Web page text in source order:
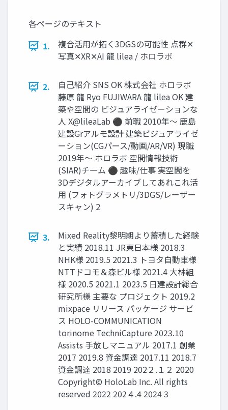
各ページのテキスト
1.
複合活用が拓く3DGSの可能性 点群✕
写真✕XR✕AI 龍 lilea / ホロラボ
2.
自己紹介 SNS OK 株式会社 ホロラボ
藤原 龍 Ryo FUJIWARA 龍 lilea OK 建
築や空間の ビジュアライゼーションな
人 X@lileaLab ⚫ 前職 2010年～ 鹿島
建設Grアルモ設計 建築ビジュアライゼ
ーション(CGパース/動画/AR/VR) 現職
2019年～ ホロラボ 空間情報技術
(SIAR)チーム ⚫ 趣味/仕事 実空間を
3Dデジタルアーカイブしてあれこれ活
用 (フォトグラメトリ/3DGS/レーザー
スキャン) 2
3.
Mixed Reality黎明期より蓄積した経験
と実績 2018.11 JR東日本様 2018.3
NHK様 2019.5 2021.3 トヨタ自動車様
NTTドコモ＆森ビル様 2021.4 大林組
様 2020.5 2021.1 2023.5 日建設計総合
研究所様 主要な プロジェクト 2019.2
mixpace リリース パッケージ サービ
ス HOLO-COMMUNICATION
torinome TechniCapture 2023.10
Assists 手放しマニュアル 2017.1 創業
2017 2019.8 資金調達 2017.11 2018.7
資金調達 2018 2019 202２.１２ 2020
Copyright© HoloLab Inc. All rights
reserved 2022 202４.4 2024 3